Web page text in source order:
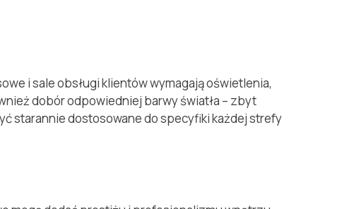
i sale obsługi klientów wymagają oświetlenia,
dobór odpowiedniej barwy światła – zbyt
starannie dostosowane do specyfiki każdej strefy